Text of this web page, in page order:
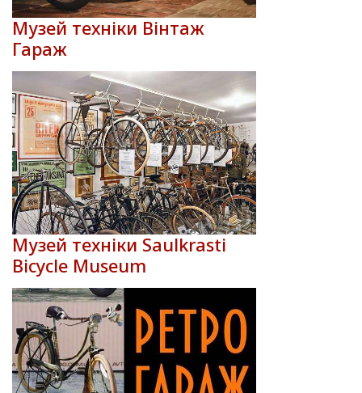
Музей техніки Вінтаж
Гараж
Музей техніки Saulkrasti
Bicycle Museum